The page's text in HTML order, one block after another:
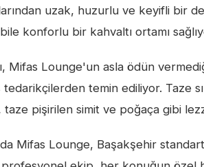
uzak, huzurlu ve keyifli bir
bile konforlu bir kahvaltı ortamı
Mifas Lounge'un asla ödün
temin ediliyor. Taze
pişirilen simit ve poğaça gibi
da Mifas Lounge, Başakşehir